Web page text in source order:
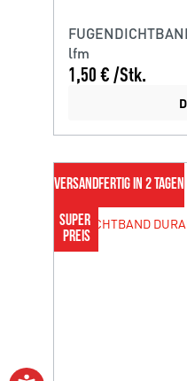
lfm
1,50 € /Stk.
VERSANDFERTIG IN 2 TAGEN
SUPER
PREIS